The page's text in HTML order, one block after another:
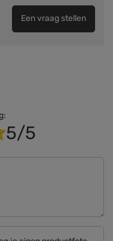
Een vraag stellen
5/5